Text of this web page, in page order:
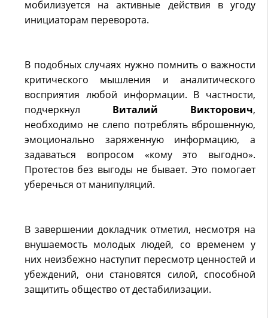
мобилизуется на активные действия в угоду
инициаторам переворота.
В подобных случаях нужно помнить о важности
критического мышления и аналитического
восприятия любой информации. В частности,
подчеркнул Виталий Викторович,
необходимо не слепо потреблять вброшенную,
эмоционально заряженную информацию, а
задаваться вопросом «кому это выгодно».
Протестов без выгоды не бывает. Это помогает
уберечься от манипуляций.
В завершении докладчик отметил, несмотря на
внушаемость молодых людей, со временем у
них неизбежно наступит пересмотр ценностей и
убеждений, они становятся силой, способной
защитить общество от дестабилизации.